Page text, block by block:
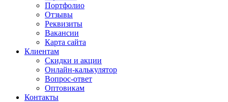
Портфолио
Отзывы
Реквизиты
Вакансии
Карта сайта
Клиентам
Скидки и акции
Онлайн-калькулятор
Вопрос-ответ
Оптовикам
Контакты